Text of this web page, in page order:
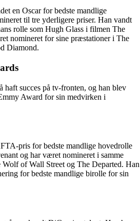
en Oscar for bedste mandlige
til tre yderligere priser. Han vandt
rolle som Hugh Glass i filmen The
nomineret for sine præstationer i The
Diamond.
haft succes på tv-fronten, og han blev
Award for sin medvirken i
pris for bedste mandlige hovedrolle
og har været nomineret i samme
of Wall Street og The Departed. Han
for bedste mandlige birolle for sin